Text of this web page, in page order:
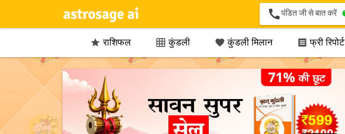
callपंडित जी से बात करें
 राशिफल  कुंडली  कुंडली मिलान  फ्री रिपोर्ट